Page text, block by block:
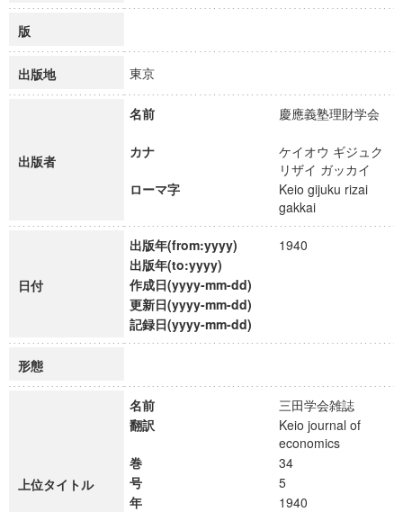
版
出版地 東京
出版者
名前 慶應義塾理財学会
カナ
ケイオウ ギジュク
リザイ ガッカイ
ローマ字
Keio gijuku rizai
gakkai
日付
出版年(from:yyyy)
1940
出版年(to:yyyy)
作成日(yyyy-mm-dd)
更新日(yyyy-mm-dd)
記録日(yyyy-mm-dd)
形態
上位タイトル
名前
三田学会雑誌
翻訳
Keio journal of
economics
巻
34
号
5
年
1940